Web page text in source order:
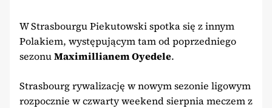
W Strasbourgu Piekutowski spotka się z innym
Polakiem, występującym tam od poprzedniego
sezonuMaximillianem Oyedele.
Strasbourg rywalizację w nowym sezonie ligowym
rozpocznie w czwarty weekend sierpnia meczem z